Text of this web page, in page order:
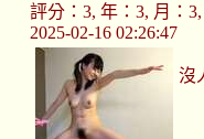
評分：3, 年：3, 月：
2025-02-16 02:26:47
沒